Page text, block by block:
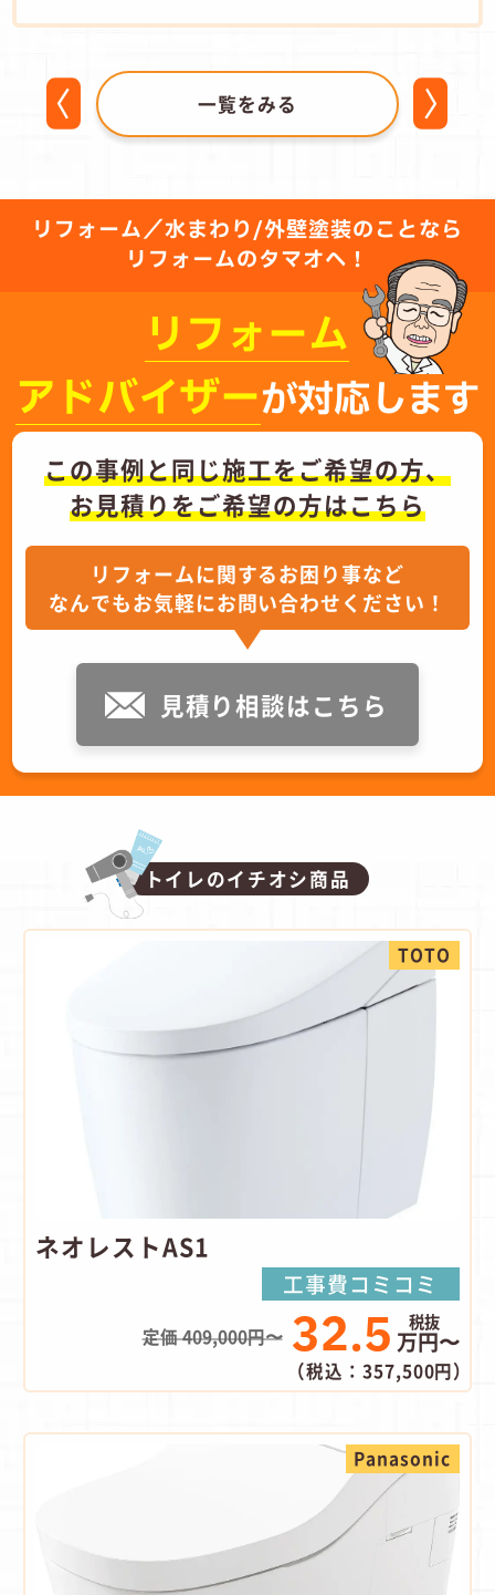
一覧をみる
リフォーム／水まわり/外壁塗装のことなら
リフォームのタマオへ！
リフォーム
アドバイザーが対応します
この事例と同じ施工をご希望の方、
お見積りをご希望の方はこちら
リフォームに関するお困り事など
なんでもお気軽にお問い合わせください！
見積り相談はこちら
トイレのイチオシ商品
TOTO
ネオレストAS1
工事費コミコミ
定価 409,000円〜 32.5 万円〜
（税込：357,500円）
Panasonic